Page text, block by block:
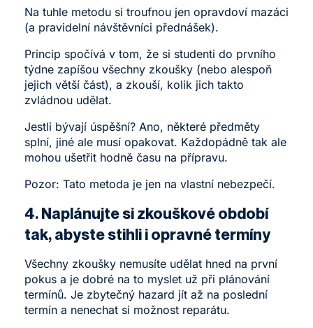
Na tuhle metodu si troufnou jen opravdoví mazáci
(a pravidelní návštěvníci přednášek).
Princip spočívá v tom, že si studenti do prvního
týdne zapíšou všechny zkoušky (nebo alespoň
jejich větší část), a zkouší, kolik jich takto
zvládnou udělat.
Jestli bývají úspěšní? Ano, některé předměty
splní, jiné ale musí opakovat. Každopádně tak ale
mohou ušetřit hodně času na přípravu.
Pozor: Tato metoda je jen na vlastní nebezpečí.
4. Naplánujte si zkouškové období
tak, abyste stihli i opravné termíny
Všechny zkoušky nemusíte udělat hned na první
pokus a je dobré na to myslet už při plánování
termínů. Je zbytečný hazard jít až na poslední
termín a nenechat si možnost reparátu.